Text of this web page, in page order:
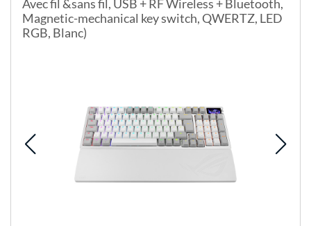
Avec fil &sans fil, USB + RF Wireless + Bluetooth,
Magnetic-mechanical key switch, QWERTZ, LED
RGB, Blanc)